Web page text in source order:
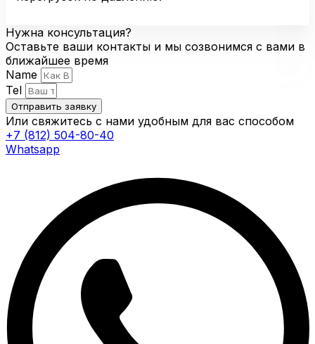
Нужна консультация?
Оставьте ваши контакты и мы созвонимся с вами в
ближайшее время
Name
Tel
Отправить заявку
Или свяжитесь с нами удобным для вас способом
+7 (812) 504-80-40
Whatsapp